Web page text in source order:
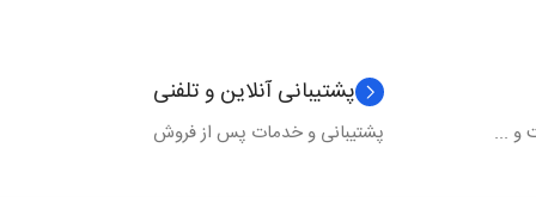
و ...
پشتیبانی آنلاین و تلفنی
پشتیبانی و خدمات پس از فروش